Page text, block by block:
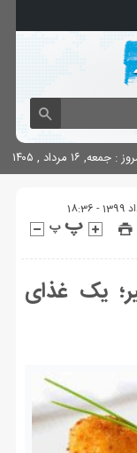
چاپ
: جمعه, ۱۶ مرداد , ۱۴۰۵
یک غذای